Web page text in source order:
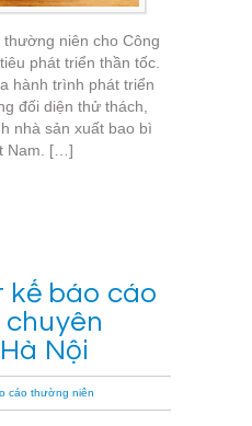
niên cho Công
phát triển thần tốc.
hành trình phát triển
đối diện thử thách,
nhà sản xuất bao bì
Nam. […]
kế báo cáo
Nội
cáo thường niên